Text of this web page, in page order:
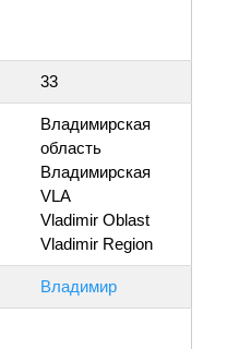
33
Владимирская
область
Владимирская
VLA
Vladimir Oblast
Vladimir Region
Владимир